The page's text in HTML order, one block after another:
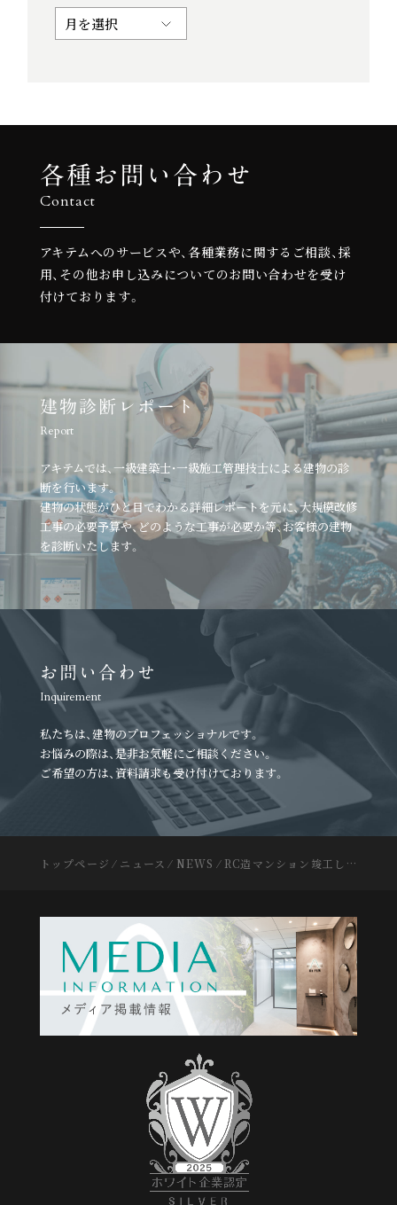
各種お問い合わせ
Contact
アキテムへのサービスや、各種業務に関するご相談、 採
用、その他お申し込みについてのお問い合わせを受け
付けております。
建物診断レポート
Report
アキテムでは、一級建築士・一級施工管理技士による建物の診
断を行います。
建物の状態がひと目でわかる詳細レポートを元に、大規模改修
工事の必要予算や、どのような工事が必要か等、お客様の建物
を診断いたします。
お問い合わせ
Inquirement
私たちは、建物のプロフェッショナルです。
お悩みの際は、是非お気軽にご相談ください。
ご希望の方は、資料請求も受け付けております。
トップページ ⁄ ニュース ⁄ NEWS ⁄ RC造マンション竣工しました